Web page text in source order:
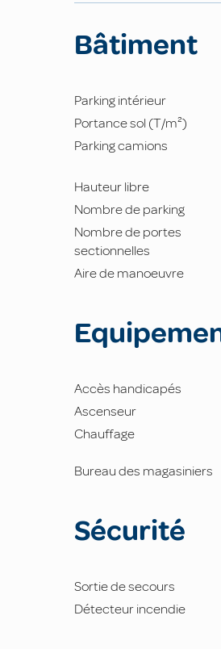
Bâtiment
Parking intérieur
Portance sol (T/m²)
Parking camions
Hauteur libre
Nombre de parking
Nombre de portes
sectionnelles
Aire de manoeuvre
Accès handicapés
Ascenseur
Chauffage
Bureau des magasiniers
Sécurité
Sortie de secours
Détecteur incendie